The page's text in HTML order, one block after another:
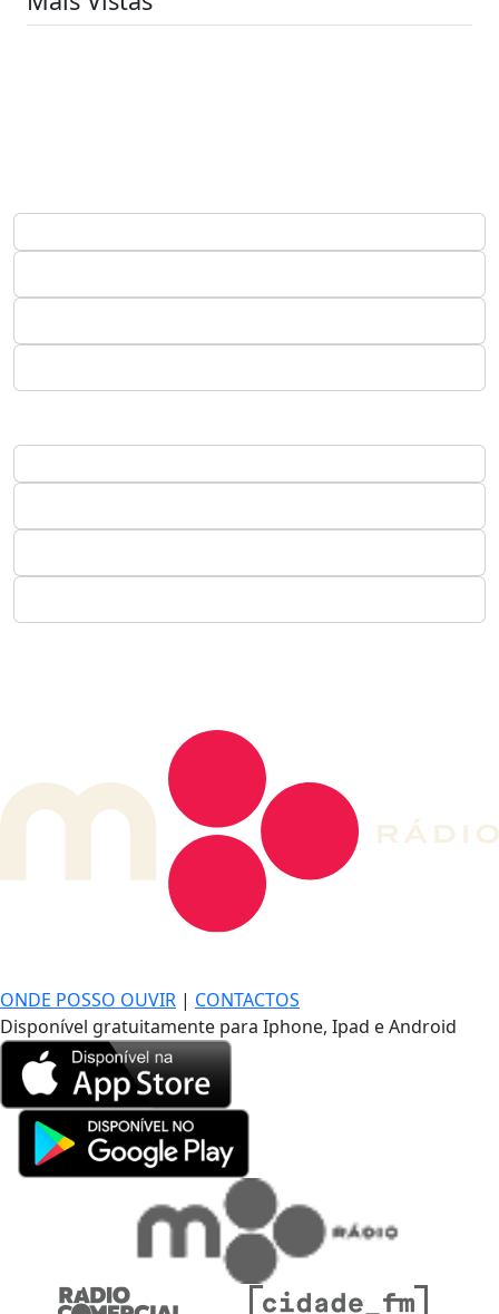
ONDE POSSO OUVIR | CONTACTOS
Disponível gratuitamente para Iphone, Ipad e Android